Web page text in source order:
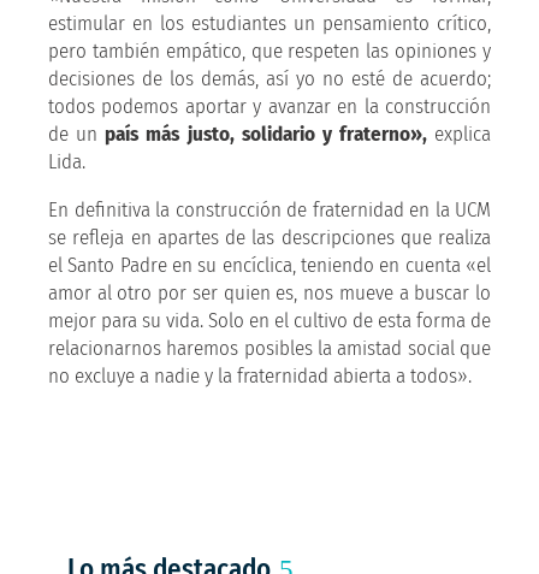
estimular en los estudiantes un pensamiento crítico,
pero también empático, que respeten las opiniones y
decisiones de los demás, así yo no esté de acuerdo;
todos podemos aportar y avanzar en la construcción
de un país más justo, solidario y fraterno», explica
Lida.
En definitiva la construcción de fraternidad en la UCM
se refleja en apartes de las descripciones que realiza
el Santo Padre en su encíclica, teniendo en cuenta «el
amor al otro por ser quien es, nos mueve a buscar lo
mejor para su vida. Solo en el cultivo de esta forma de
relacionarnos haremos posibles la amistad social que
no excluye a nadie y la fraternidad abierta a todos».